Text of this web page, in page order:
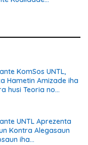
KomSos UNTL,
Hametin Amizade iha
husi Teoria no
UNTL Aprezenta
Kontra Alegasaun
iha